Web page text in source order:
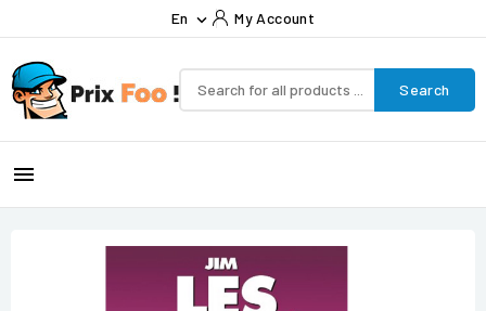
En  My Account
Search
